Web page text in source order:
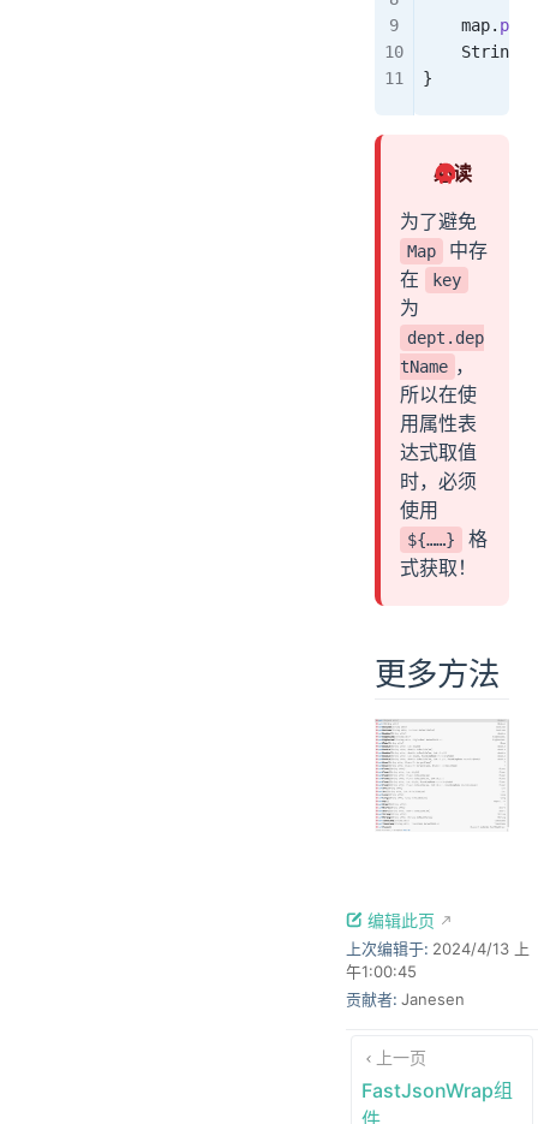
    map
. put
    String
}
必读
为了避免
Map
中存
在
key
为
dept.dep
tName ，
所以在使
用属性表
达式取值
时，必须
使用
${……}
格
式获取！
更多方法
编辑此页
上次编辑于: 2024/4/13 上
午1:00:45
贡献者: Janesen
上一页
FastJsonWrap组
件